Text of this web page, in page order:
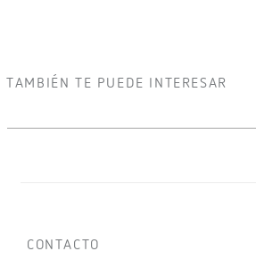
TAMBIÉN TE PUEDE INTERESAR
CONTACTO